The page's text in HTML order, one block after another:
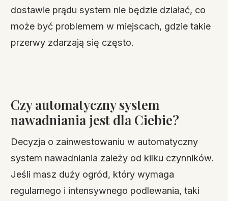
dostawie prądu system nie będzie działać, co
może być problemem w miejscach, gdzie takie
przerwy zdarzają się często.
Czy automatyczny system
nawadniania jest dla Ciebie?
Decyzja o zainwestowaniu w automatyczny
system nawadniania zależy od kilku czynników.
Jeśli masz duży ogród, który wymaga
regularnego i intensywnego podlewania, taki